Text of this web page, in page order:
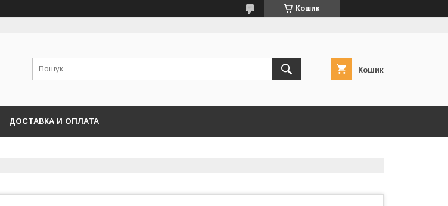
Кошик
Кошик
ДОСТАВКА И ОПЛАТА